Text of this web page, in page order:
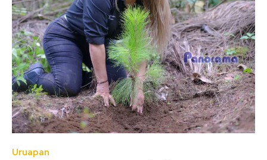
Uruapan